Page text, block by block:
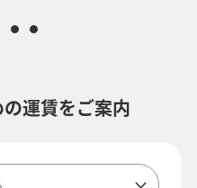
運賃をご案内